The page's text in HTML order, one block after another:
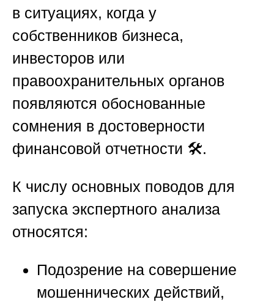
в ситуациях, когда у
собственников бизнеса,
инвесторов или
правоохранительных органов
появляются обоснованные
сомнения в достоверности
финансовой отчетности 🛠️.
К числу основных поводов для
запуска экспертного анализа
относятся:
Подозрение на совершение
мошеннических действий,